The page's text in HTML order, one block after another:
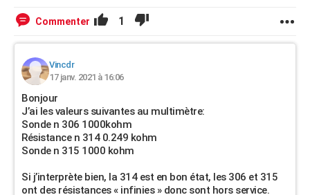
Commenter 1
Vincdr
17 janv. 2021 à 16:06
Bonjour
J’ai les valeurs suivantes au multimètre:
Sonde n 306 1000kohm
Résistance n 314 0.249 kohm
Sonde n 315 1000 kohm
Si j’interprète bien, la 314 est en bon état, les 306 et 315
ont des résistances « infinies » donc sont hors service.